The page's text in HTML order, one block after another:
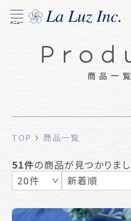
メニュー
商品一覧
TOP 商品一覧
51件の商品が見つかりま